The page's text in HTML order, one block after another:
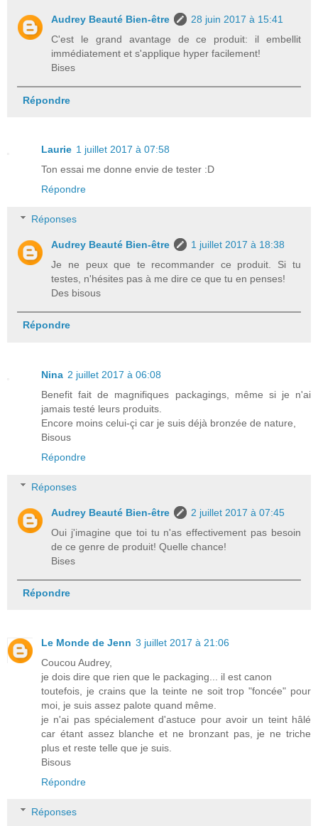
Audrey Beauté Bien-être
28 juin 2017 à 15:41
C'est le grand avantage de ce produit: il embellit
immédiatement et s'applique hyper facilement!
Bises
Répondre
Laurie 1 juillet 2017 à 07:58
Ton essai me donne envie de tester :D
Répondre
Réponses
Audrey Beauté Bien-être
1 juillet 2017 à 18:38
Je ne peux que te recommander ce produit. Si tu
testes, n'hésites pas à me dire ce que tu en penses!
Des bisous
Répondre
Nina 2 juillet 2017 à 06:08
Benefit fait de magnifiques packagings, même si je n'ai
jamais testé leurs produits.
Encore moins celui-çi car je suis déjà bronzée de nature,
Bisous
Répondre
Réponses
Audrey Beauté Bien-être
2 juillet 2017 à 07:45
Oui j'imagine que toi tu n'as effectivement pas besoin
de ce genre de produit! Quelle chance!
Bises
Répondre
Le Monde de Jenn 3 juillet 2017 à 21:06
Coucou Audrey,
je dois dire que rien que le packaging... il est canon
toutefois, je crains que la teinte ne soit trop "foncée" pour
moi, je suis assez palote quand même.
je n'ai pas spécialement d'astuce pour avoir un teint hâlé
car étant assez blanche et ne bronzant pas, je ne triche
plus et reste telle que je suis.
Bisous
Répondre
Réponses